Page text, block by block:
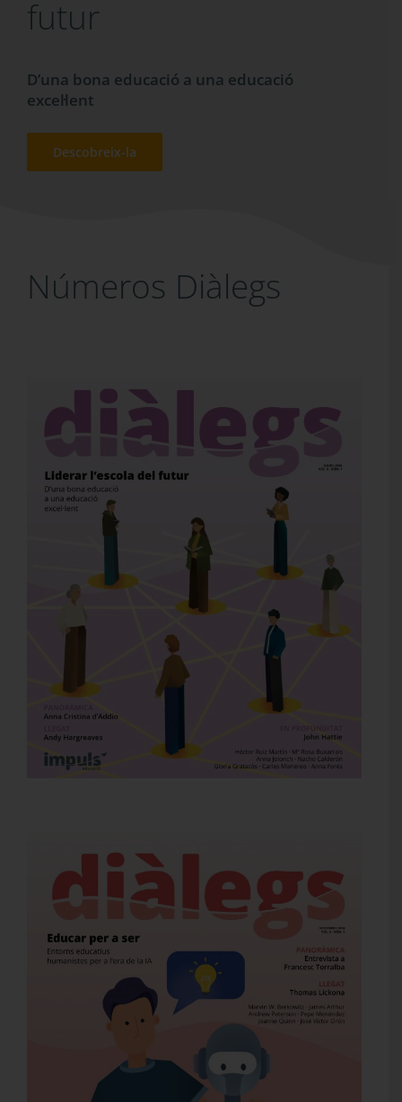
futur
D’una bona educació a una educació
excel·lent
Descobreix-la
Números Diàlegs